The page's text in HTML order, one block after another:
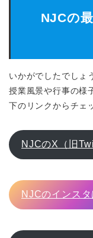
NJCの
いかがでしたでしょ
授業風景や行事の様
下のリンクからチェ
NJCのX（旧
NJCのインスタ